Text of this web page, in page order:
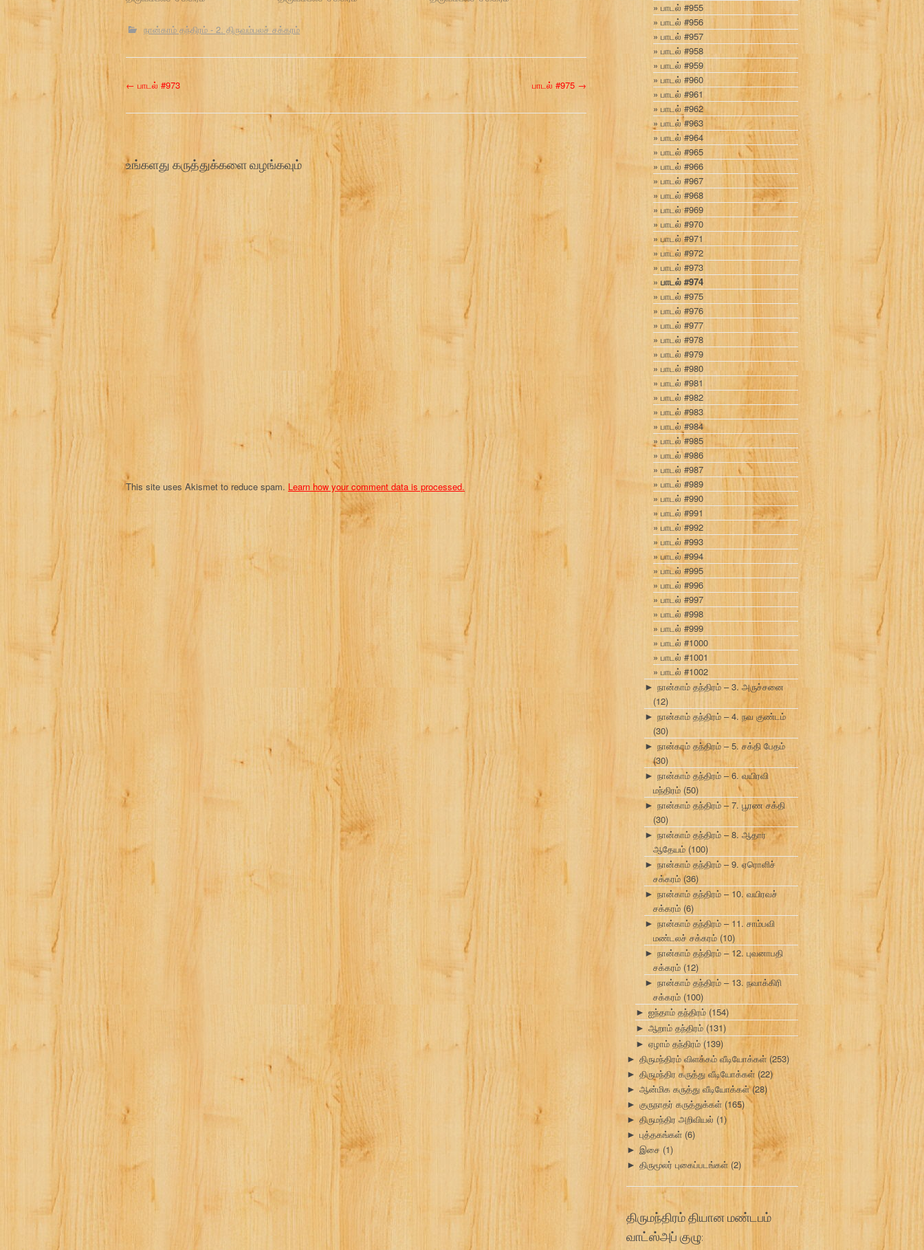
நான்காம் தந்திரம் - 2. திருவம்பலச் சக்கரம்
P
o
s
t
n
a
n
← பாடல் #973 பாடல் #975 →
உங்களது கருத்துக்களை வழங்கவும்
This site uses Akismet to reduce spam. Learn how your comment data is processed.
பாடல் #955
பாடல் #956
பாடல் #957
பாடல் #958
பாடல் #959
பாடல் #960
பாடல் #961
பாடல் #962
பாடல் #963
பாடல் #964
பாடல் #965
பாடல் #966
பாடல் #967
பாடல் #968
பாடல் #969
பாடல் #970
பாடல் #971
பாடல் #972
பாடல் #973
பாடல் #974
பாடல் #975
பாடல் #976
பாடல் #977
பாடல் #978
பாடல் #979
பாடல் #980
பாடல் #981
பாடல் #982
பாடல் #983
பாடல் #984
பாடல் #985
பாடல் #986
பாடல் #987
பாடல் #989
பாடல் #990
பாடல் #991
பாடல் #992
பாடல் #993
பாடல் #994
பாடல் #995
பாடல் #996
பாடல் #997
பாடல் #998
பாடல் #999
பாடல் #1000
பாடல் #1001
பாடல் #1002
► நான்காம் தந்திரம் – 3. அருச்சனை
(12)
► நான்காம் தந்திரம் – 4. நவ குண்டம்
(30)
► நான்காம் தந்திரம் – 5. சக்தி பேதம்
(30)
► நான்காம் தந்திரம் – 6. வயிரவி
மந்திரம் (50)
► நான்காம் தந்திரம் – 7. பூரண சக்தி
(30)
► நான்காம் தந்திரம் – 8. ஆதார
ஆதேயம் (100)
► நான்காம் தந்திரம் – 9. ஏரொளிச்
சக்கரம் (36)
► நான்காம் தந்திரம் – 10. வயிரவச்
சக்கரம் (6)
► நான்காம் தந்திரம் – 11. சாம்பவி
மண்டலச் சக்கரம் (10)
► நான்காம் தந்திரம் – 12. புவனாபதி
சக்கரம் (12)
► நான்காம் தந்திரம் – 13. நவாக்கிரி
சக்கரம் (100)
► ஐந்தாம் தந்திரம் (154)
► ஆறாம் தந்திரம் (131)
► ஏழாம் தந்திரம் (139)
► திருமந்திரம் விளக்கம் வீடியோக்கள் (253)
► திருமந்திர கருத்து வீடியோக்கள் (22)
► ஆன்மிக கருத்து வீடியோக்கள்(28)
► குருநாதர் கருத்துக்கள் (165)
► திருமந்திர அறிவியல் (1)
► புத்தகங்கள் (6)
► இசை (1)
► திருமூலர் புகைப்படங்கள் (2)
திருமந்திரம் தியான மண்டபம்
வாட்ஸ்அப் குழு: